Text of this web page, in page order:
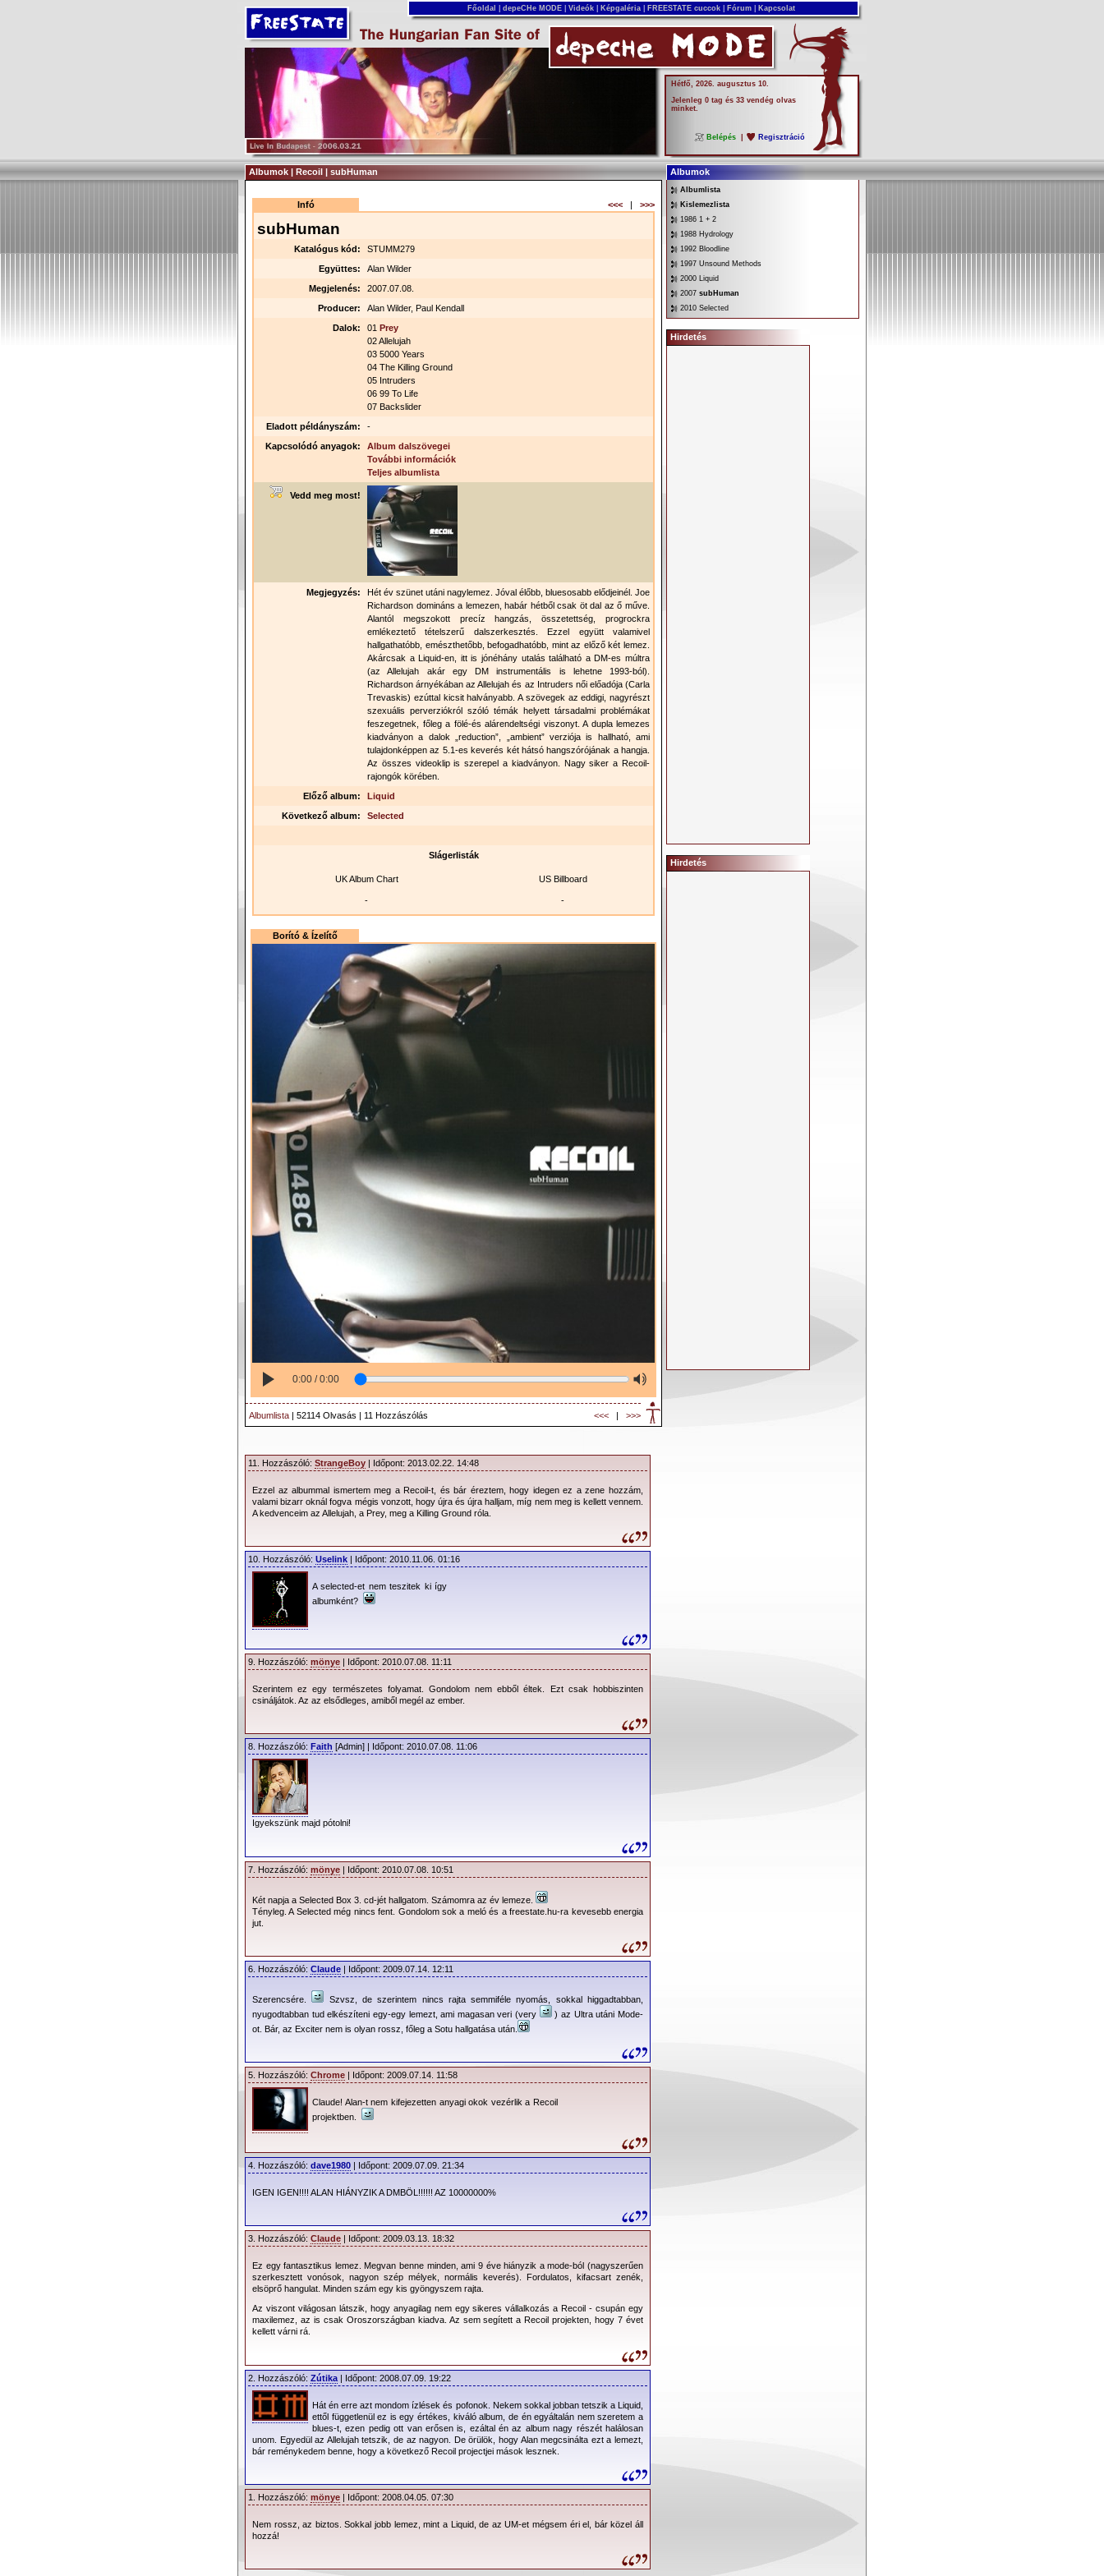
Főoldal depeCHe MODE Videók Képgaléria FREESTATE cuccok Fórum Kapcsolat
Hétfő, 2026. augusztus 10.
Jelenleg 0 tag és 33 vendég olvas
minket.
Belépés Regisztráció
Albumok | Recoil | subHuman Albumok
Infó <<< | >>>
subHuman
Katalógus kód:
STUMM279
Együttes:
Alan Wilder
Megjelenés:
2007.07.08.
Producer:
Alan Wilder, Paul Kendall
Dalok:
01 Prey
02 Allelujah
03 5000 Years
04 The Killing Ground
05 Intruders
06 99 To Life
07 Backslider
Eladott példányszám:
-
Kapcsolódó anyagok:
Album dalszövegei
További információk
Teljes albumlista
Vedd meg most!
Megjegyzés:
Hét év szünet utáni nagylemez. Jóval élőbb, bluesosabb elődjeinél. Joe
Richardson domináns a lemezen, habár hétből csak öt dal az ő műve.
Alantól megszokott precíz hangzás, összetettség, progrockra
emlékeztető tételszerű dalszerkesztés. Ezzel együtt valamivel
hallgathatóbb, emészthetőbb, befogadhatóbb, mint az előző két lemez.
Akárcsak a Liquid-en, itt is jónéhány utalás található a DM-es múltra
(az Allelujah akár egy DM instrumentális is lehetne 1993-ból).
Richardson árnyékában az Allelujah és az Intruders női előadója (Carla
Trevaskis) ezúttal kicsit halványabb. A szövegek az eddigi, nagyrészt
szexuális perverziókról szóló témák helyett társadalmi problémákat
feszegetnek, főleg a fölé-és alárendeltségi viszonyt. A dupla lemezes
kiadványon a dalok „reduction”, „ambient” verziója is hallható, ami
tulajdonképpen az 5.1-es keverés két hátsó hangszórójának a hangja.
Az összes videoklip is szerepel a kiadványon. Nagy siker a Recoil-
rajongók körében.
Előző album:
Liquid
Következő album:
Selected
Slágerlisták
UK Album Chart US Billboard
- -
Borító & Ízelítő
0:00 / 0:00
Albumlista | 52114 Olvasás | 11 Hozzászólás <<< | >>>
11. Hozzászóló: StrangeBoy | Időpont: 2013.02.22. 14:48
Ezzel az albummal ismertem meg a Recoil-t, és bár éreztem, hogy idegen ez a zene hozzám,
valami bizarr oknál fogva mégis vonzott, hogy újra és újra halljam, míg nem meg is kellett vennem.
A kedvenceim az Allelujah, a Prey, meg a Killing Ground róla.
10. Hozzászóló: Uselink | Időpont: 2010.11.06. 01:16
A selected-et nem teszitek ki így
albumként?
9. Hozzászóló: mönye | Időpont: 2010.07.08. 11:11
Szerintem ez egy természetes folyamat. Gondolom nem ebből éltek. Ezt csak hobbiszinten
csináljátok. Az az elsődleges, amiből megél az ember.
8. Hozzászóló: Faith [Admin] | Időpont: 2010.07.08. 11:06
Igyekszünk majd pótolni!
7. Hozzászóló: mönye | Időpont: 2010.07.08. 10:51
Két napja a Selected Box 3. cd-jét hallgatom. Számomra az év lemeze.
Tényleg. A Selected még nincs fent. Gondolom sok a meló és a freestate.hu-ra kevesebb energia
jut.
6. Hozzászóló: Claude | Időpont: 2009.07.14. 12:11
Szerencsére.
Szvsz, de szerintem nincs rajta semmiféle nyomás, sokkal higgadtabban,
nyugodtabban tud elkészíteni egy-egy lemezt, ami magasan veri (very
) az Ultra utáni Mode-
ot. Bár, az Exciter nem is olyan rossz, főleg a Sotu hallgatása után.
5. Hozzászóló: Chrome | Időpont: 2009.07.14. 11:58
Claude! Alan-t nem kifejezetten anyagi okok vezérlik a Recoil
projektben.
4. Hozzászóló: dave1980 | Időpont: 2009.07.09. 21:34
IGEN IGEN!!!! ALAN HIÁNYZIK A DMBÖL!!!!!! AZ 10000000%
3. Hozzászóló: Claude | Időpont: 2009.03.13. 18:32
Ez egy fantasztikus lemez. Megvan benne minden, ami 9 éve hiányzik a mode-ból (nagyszerűen
szerkesztett vonósok, nagyon szép mélyek, normális keverés). Fordulatos, kifacsart zenék,
elsöprő hangulat. Minden szám egy kis gyöngyszem rajta.
Az viszont világosan látszik, hogy anyagilag nem egy sikeres vállalkozás a Recoil - csupán egy
maxilemez, az is csak Oroszországban kiadva. Az sem segített a Recoil projekten, hogy 7 évet
kellett várni rá.
2. Hozzászóló: Zútika | Időpont: 2008.07.09. 19:22
Hát én erre azt mondom ízlések és pofonok. Nekem sokkal jobban tetszik a Liquid,
ettől függetlenül ez is egy értékes, kiváló album, de én egyáltalán nem szeretem a
blues-t, ezen pedig ott van erősen is, ezáltal én az album nagy részét halálosan
unom. Egyedül az Allelujah tetszik, de az nagyon. De örülök, hogy Alan megcsinálta ezt a lemezt,
bár reménykedem benne, hogy a következő Recoil projectjei mások lesznek.
1. Hozzászóló: mönye | Időpont: 2008.04.05. 07:30
Nem rossz, az biztos. Sokkal jobb lemez, mint a Liquid, de az UM-et mégsem éri el, bár közel áll
hozzá!
Albumlista
Kislemezlista
1986 1 + 2
1988 Hydrology
1992 Bloodline
1997 Unsound Methods
2000 Liquid
2007 subHuman
2010 Selected
Hirdetés
Hirdetés